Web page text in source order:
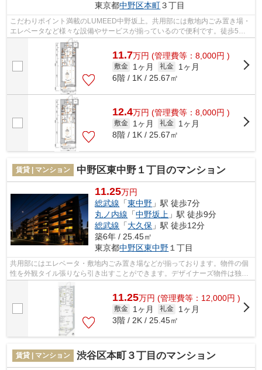
東京都中野区本町３丁目
こだわりポイント満載のLUMEED中野坂上。共用部には敷地内ごみ置き場・
エレベータなど様々な設備やサービスが揃っているので便利です。徒歩5分
で駅にアクセスできる物件です。2駅利用...
11.7万円 (管理費等：8,000円 )
敷金 1ヶ月 礼金
1ヶ月
6階 / 1K / 25.67㎡
12.4万円 (管理費等：8,000円 )
敷金 1ヶ月 礼金
1ヶ月
8階 / 1K / 25.67㎡
賃貸 | マンション 中野区東中野１丁目のマンション
11.25万円
総武線 「東中野 」駅 徒歩7分
丸ノ内線 「中野坂上 」駅 徒歩9分
総武線 「大久保 」駅 徒歩12分
築6年 / 25.45㎡
東京都中野区東中野 １丁目
共用部にはエレベータ・敷地内ごみ置き場などが揃っております。物件の個
性を外観タイル張りなら引き出すことができます。デザイナーズ物件は独創
11.25万円 (管理費等：12,000円 )
敷金 1ヶ月 礼金
1ヶ月
3階 / 2K / 25.45㎡
賃貸 | マンション 渋谷区本町３丁目のマンション